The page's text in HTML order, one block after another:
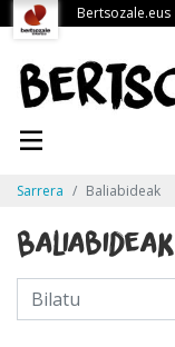
Bertsozale.eus
Sarrera Baliabideak
Baliabideak